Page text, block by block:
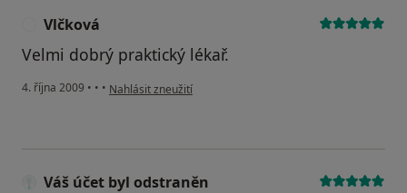
Vlčková
Velmi dobrý praktický lékař.
4. října 2009 • • • podle názoru uživatele Vlčková
Nahlásit zneužití
Váš účet byl odstraněn